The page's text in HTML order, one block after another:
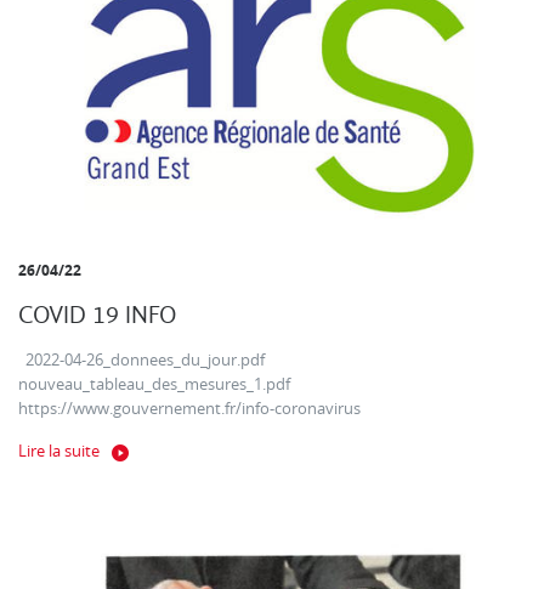
26/04/22
COVID 19 INFO
2022-04-26_donnees_du_jour.pdf
nouveau_tableau_des_mesures_1.pdf
https://www.gouvernement.fr/info-coronavirus
Lire la suite